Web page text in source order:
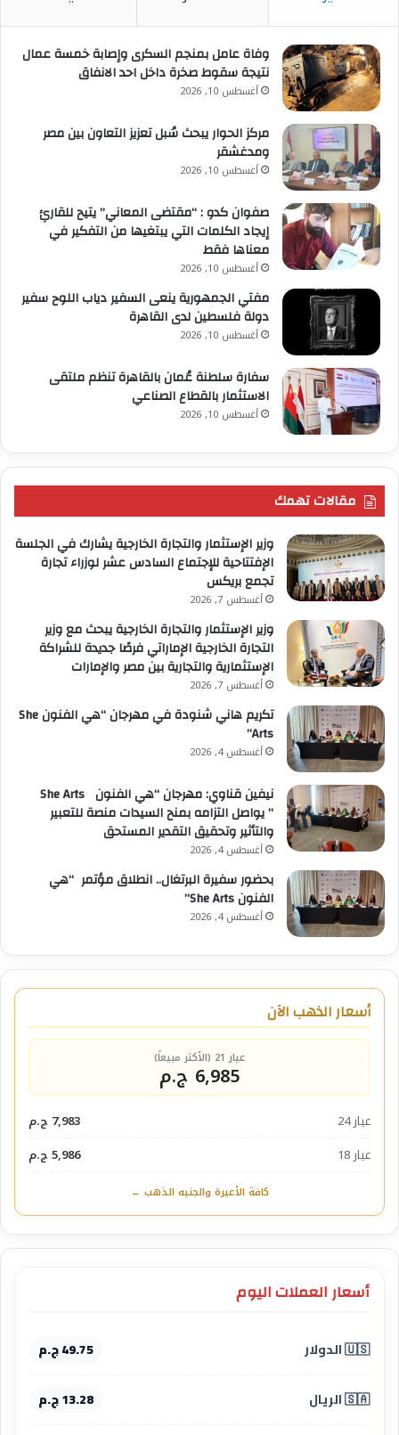
وفاة عامل بمنجم السكرى وإصابة خمسة عمال
نتيجة سقوط صخرة داخل احد الانفاق
أغسطس 10, 2026
مركز الحوار يبحث سُبل تعزيز التعاون بين مصر
ومدغشقر
أغسطس 10, 2026
صفوان كدو : “مقتضى المعاني” يتيح للقارئِ
إيجاد الكلمات التي يبتغيها من التفكير في
معناها فقط
أغسطس 10, 2026
مفتي الجمهورية ينعى السفير دياب اللوح سفير
دولة فلسطين لدى القاهرة
أغسطس 10, 2026
سفارة سلطنة عُمان بالقاهرة تنظم ملتقى
الاستثمار بالقطاع الصناعي
أغسطس 10, 2026
مقالات تهمك
وزير الإستثمار والتجارة الخارجية يشارك في الجلسة
الإفتتاحية للإجتماع السادس عشر لوزراء تجارة
تجمع بريكس
أغسطس 7, 2026
وزير الإستثمار والتجارة الخارجية يبحث مع وزير
التجارة الخارجية الإماراتي فرصًا جديدة للشراكة
الإستثمارية والتجارية بين مصر والإمارات
أغسطس 7, 2026
تكريم هاني شنودة في مهرجان “هي الفنون She
Arts”
أغسطس 4, 2026
نيفين قناوي: مهرجان “هي الفنون She Arts
” يواصل التزامه بمنح السيدات منصة للتعبير
والتأثير وتحقيق التقدير المستحق
أغسطس 4, 2026
بحضور سفيرة البرتغال.. انطلاق مؤتمر “هي
الفنون She Arts”
أغسطس 4, 2026
أسعار الذهب الآن
عيار 21 (الأكثر مبيعاً)
6,985 ج.م
عيار 24
7,983 ج.م
عيار 18
5,986 ج.م
كافة الأعيرة والجنيه الذهب ←
أسعار العملات اليوم
🇺🇸 الدولار 49.75 ج.م
🇸🇦 الريال 13.28 ج.م